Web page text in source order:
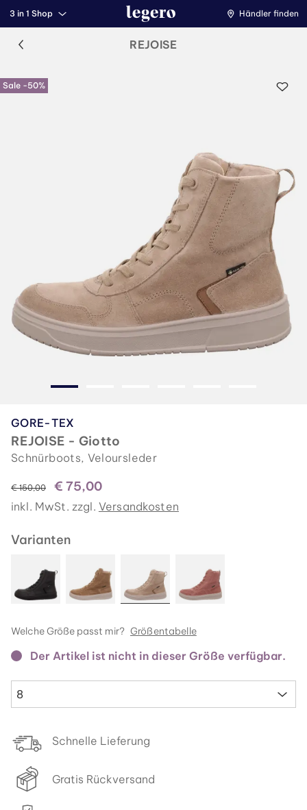
3 in 1 Shop Händler finden
REJOISE
Sale -50%
GORE-TEX
REJOISE - Giotto
Schnürboots, Veloursleder
statt
€ 150,00 € 75,00
inkl. MwSt. zzgl. Versandkosten
Varianten
Welche Größe passt mir? Größentabelle
Der Artikel ist nicht in dieser Größe verfügbar.
8
Schnelle Lieferung
Gratis Rückversand